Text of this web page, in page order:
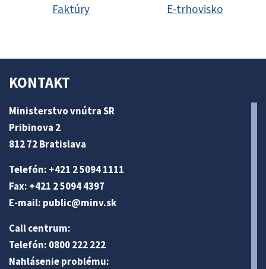
Faktúry E-trhovisko
KONTAKT
Ministerstvo vnútra SR
Pribinova 2
812 72 Bratislava
Telefón: +421 2 5094 1111
Fax: +421 2 5094 4397
E-mail: public@minv.sk
Call centrum:
Telefón: 0800 222 222
Nahlásenie problému: